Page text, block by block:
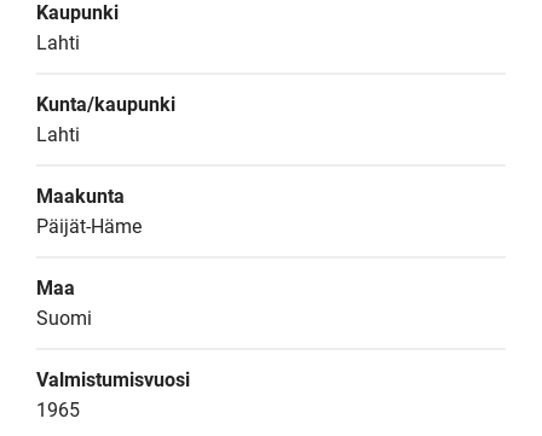
Kaupunki
Lahti
Kunta/kaupunki
Lahti
Maakunta
Päijät-Häme
Maa
Suomi
Valmistumisvuosi
1965